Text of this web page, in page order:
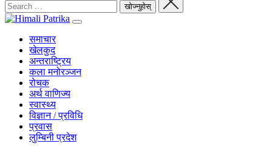
समाचार
खेलकुद
अन्तराष्ट्रिय
कला मनोरञ्जन
रोचक
अर्थ वाणिज्य
स्वास्थ्य
विज्ञान / प्रविधि
प्रवास
लुम्बिनी प्रदेश